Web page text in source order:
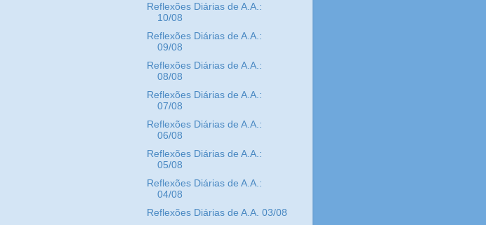
Reflexões Diárias de A.A.:
10/08
Reflexões Diárias de A.A.:
09/08
Reflexões Diárias de A.A.:
08/08
Reflexões Diárias de A.A.:
07/08
Reflexões Diárias de A.A.:
06/08
Reflexões Diárias de A.A.:
05/08
Reflexões Diárias de A.A.:
04/08
Reflexões Diárias de A.A. 03/08